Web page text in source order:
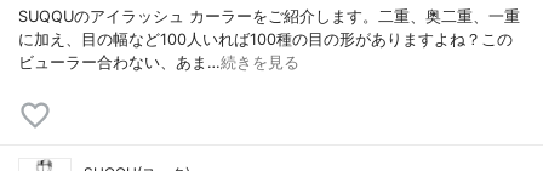
SUQQUのアイラッシュ カーラーをご紹介します。二重、奥二重、一重
に加え、目の幅など100人いれば100種の目の形がありますよね？この
ビューラー合わない、あま…続きを見る